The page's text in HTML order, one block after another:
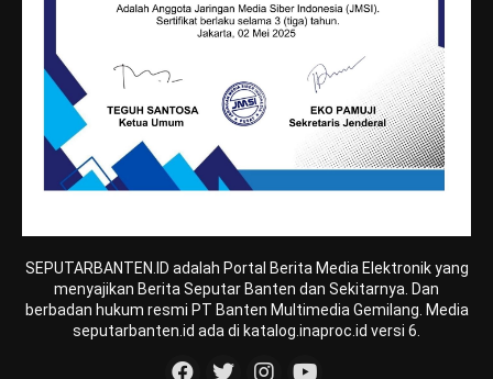
SEPUTARBANTEN.ID adalah Portal Berita Media Elektronik yang
menyajikan Berita Seputar Banten dan Sekitarnya. Dan
berbadan hukum resmi PT Banten Multimedia Gemilang. Media
seputarbanten.id ada di katalog.inaproc.id versi 6.